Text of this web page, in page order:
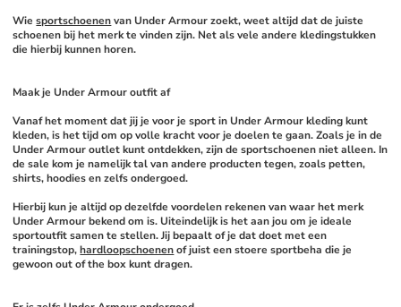
Wie sportschoenen van Under Armour zoekt, weet altijd dat de juiste
schoenen bij het merk te vinden zijn. Net als vele andere kledingstukken
die hierbij kunnen horen.
Maak je Under Armour outfit af
Vanaf het moment dat jij je voor je sport in Under Armour kleding kunt
kleden, is het tijd om op volle kracht voor je doelen te gaan. Zoals je in de
Under Armour outlet kunt ontdekken, zijn de sportschoenen niet alleen. In
de sale kom je namelijk tal van andere producten tegen, zoals petten,
shirts, hoodies en zelfs ondergoed.
Hierbij kun je altijd op dezelfde voordelen rekenen van waar het merk
Under Armour bekend om is. Uiteindelijk is het aan jou om je ideale
sportoutfit samen te stellen. Jij bepaalt of je dat doet met een
trainingstop, hardloopschoenen of juist een stoere sportbeha die je
gewoon out of the box kunt dragen.